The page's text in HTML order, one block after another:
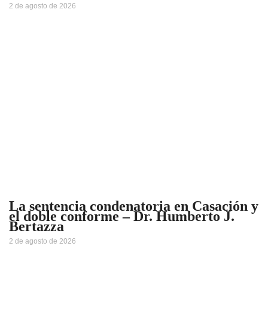
2 de agosto de 2026
La sentencia condenatoria en Casación y
el doble conforme – Dr. Humberto J.
Bertazza
2 de agosto de 2026